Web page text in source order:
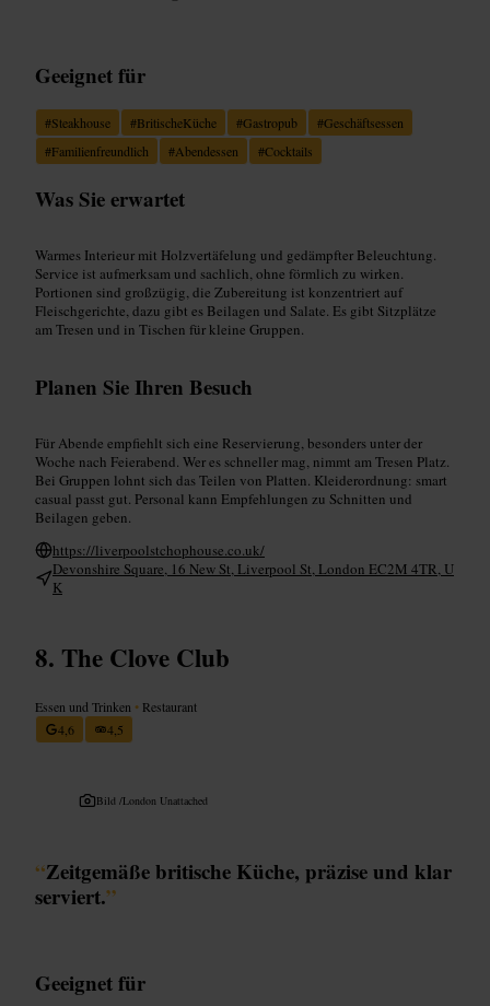
Geeignet für
#Steakhouse #BritischeKüche #Gastropub #Geschäftsessen
#Familienfreundlich #Abendessen #Cocktails
Was Sie erwartet
Warmes Interieur mit Holzvertäfelung und gedämpfter Beleuchtung.
Service ist aufmerksam und sachlich, ohne förmlich zu wirken.
Portionen sind großzügig, die Zubereitung ist konzentriert auf
Fleischgerichte, dazu gibt es Beilagen und Salate. Es gibt Sitzplätze
am Tresen und in Tischen für kleine Gruppen.
Planen Sie Ihren Besuch
Für Abende empfiehlt sich eine Reservierung, besonders unter der
Woche nach Feierabend. Wer es schneller mag, nimmt am Tresen Platz.
Bei Gruppen lohnt sich das Teilen von Platten. Kleiderordnung: smart
casual passt gut. Personal kann Empfehlungen zu Schnitten und
Beilagen geben.
https://liverpoolstchophouse.co.uk/
Devonshire Square, 16 New St, Liverpool St, London EC2M 4TR, U
K
The Clove Club
Essen und Trinken • Restaurant
4,6
4,5
Bild /London Unattached
“Zeitgemäße britische Küche, präzise und klar
serviert.”
Geeignet für